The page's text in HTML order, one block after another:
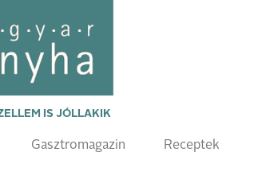
IS JÓLLAKIK
Gasztromagazin Receptek